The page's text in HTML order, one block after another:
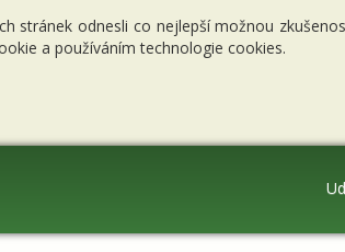
stránek odnesli co nejlepší možnou
a používáním technologie cookies.